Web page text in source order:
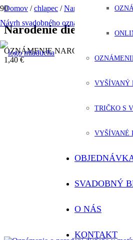
Návrh svadobného oznámenia
VYŠÍVANÝ
TRIČKO S
VYŠÍVANÉ
SVADOBNÝ
O NÁS
KONTAKT
Domov / chlapec / Narodenie dieťaťa
Narodenie dieťaťa
OZNÁMENIE NARODENIA
1,40 €